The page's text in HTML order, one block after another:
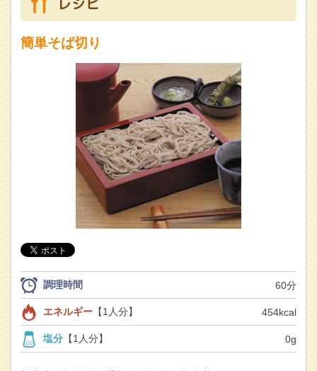
簡単そば切り
調理時間 60分
エネルギー【1人分】 454kcal
塩分【1人分】 0g